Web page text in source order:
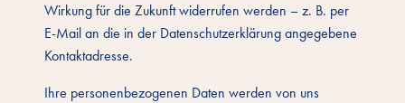
Wirkung für die Zukunft widerrufen werden – z. B. per
E-Mail an die in der Datenschutzerklärung angegebene
Kontaktadresse.
Ihre personenbezogenen Daten werden von uns